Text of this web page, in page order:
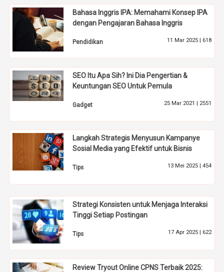
Bahasa Inggris IPA: Memahami Konsep IPA
dengan Pengajaran Bahasa Inggris
Pendidikan 11 Mar 2025 | 618
SEO Itu Apa Sih? Ini Dia Pengertian &
Keuntungan SEO Untuk Pemula
Gadget 25 Mar 2021 | 2551
Langkah Strategis Menyusun Kampanye
Sosial Media yang Efektif untuk Bisnis
Tips 13 Mei 2025 | 454
Strategi Konsisten untuk Menjaga Interaksi
Tinggi Setiap Postingan
Tips 17 Apr 2025 | 622
Review Tryout Online CPNS Terbaik 2025: